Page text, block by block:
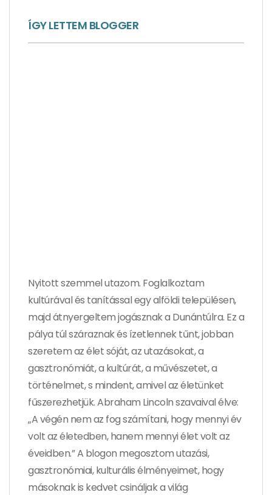
ÍGY LETTEM BLOGGER
Nyitott szemmel utazom. Foglalkoztam
kultúrával és tanítással egy alföldi településen,
majd átnyergeltem jogásznak a Dunántúlra. Ez a
pálya túl száraznak és ízetlennek tűnt, jobban
szeretem az élet sóját, az utazásokat, a
gasztronómiát, a kultúrát, a művészetet, a
történelmet, s mindent, amivel az életünket
fűszerezhetjük. Abraham Lincoln szavaival élve:
„A végén nem az fog számítani, hogy mennyi év
volt az életedben, hanem mennyi élet volt az
éveidben.” A blogon megosztom utazási,
gasztronómiai, kulturális élményeimet, hogy
másoknak is kedvet csináljak a világ